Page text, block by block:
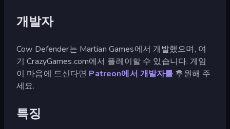
개발자
Cow Defender는 Martian Games에서 개발했으며, 여
기 CrazyGames.com에서 플레이할 수 있습니다. 게임
이 마음에 드신다면 Patreon에서 개발자를 후원해 주
세요.
특징